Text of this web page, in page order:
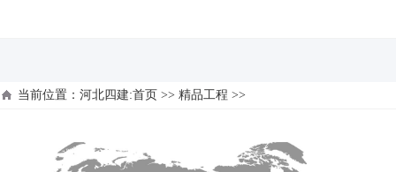
当前位置： 河北四建:首页 >> 精品工程 >>